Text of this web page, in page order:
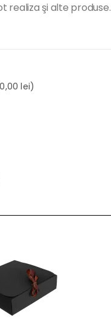
realiza şi alte produse.
lei)